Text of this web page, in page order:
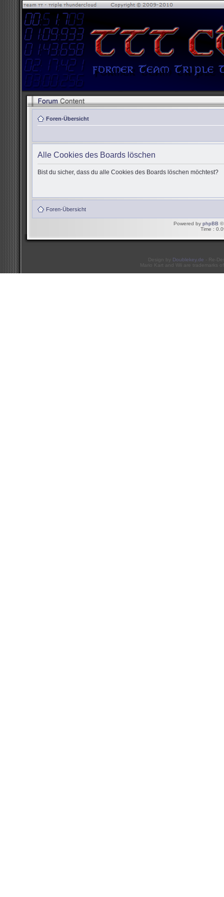
Foren-Übersicht
Alle Cookies des Boards löschen
Bist du sicher, dass du alle Cookies des Boards löschen möchtest?
Foren-Übersicht
Powered by phpBB ©
Time :
Design by Doublekey.de - Re-
Mario Kart and Wii are trademarks